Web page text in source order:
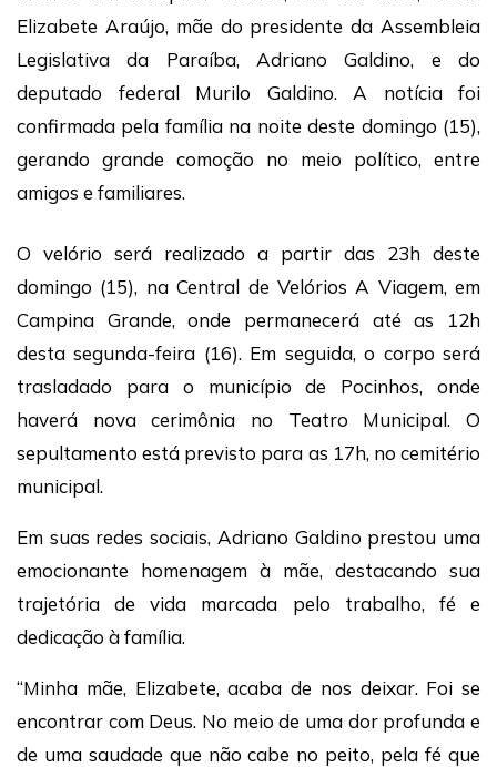
Elizabete Araújo, mãe do presidente da Assembleia
Legislativa da Paraíba, Adriano Galdino, e do
deputado federal Murilo Galdino. A notícia foi
confirmada pela família na noite deste domingo (15),
gerando grande comoção no meio político, entre
amigos e familiares.
O velório será realizado a partir das 23h deste
domingo (15), na Central de Velórios A Viagem, em
Campina Grande, onde permanecerá até as 12h
desta segunda-feira (16). Em seguida, o corpo será
trasladado para o município de Pocinhos, onde
haverá nova cerimônia no Teatro Municipal. O
sepultamento está previsto para as 17h, no cemitério
municipal.
Em suas redes sociais, Adriano Galdino prestou uma
emocionante homenagem à mãe, destacando sua
trajetória de vida marcada pelo trabalho, fé e
dedicação à família.
“Minha mãe, Elizabete, acaba de nos deixar. Foi se
encontrar com Deus. No meio de uma dor profunda e
de uma saudade que não cabe no peito, pela fé que